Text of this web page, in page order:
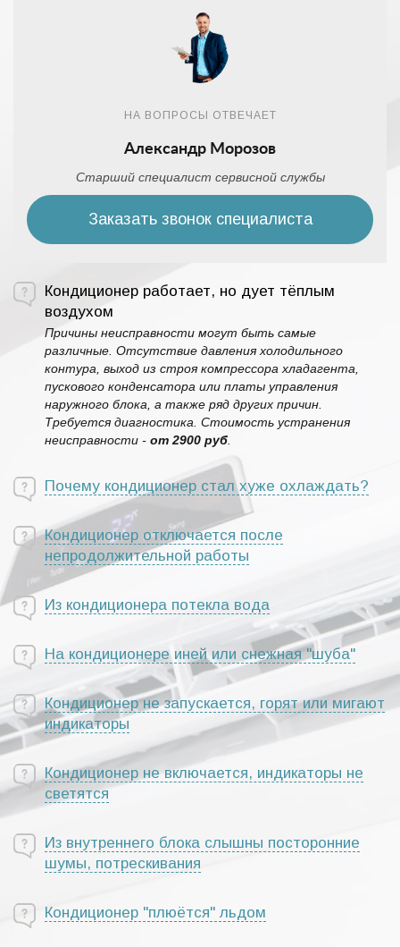
НА ВОПРОСЫ ОТВЕЧАЕТ
Александр Морозов
Старший специалист сервисной службы
Заказать звонок специалиста
Кондиционер работает, но дует тёплым
воздухом
Причины неисправности могут быть самые
различные. Отсутствие давления холодильного
контура, выход из строя компрессора хладагента,
пускового конденсатора или платы управления
наружного блока, а также ряд других причин.
Требуется диагностика. Стоимость устранения
неисправности - от 2900 руб
Почему кондиционер стал хуже охлаждать?
Кондиционер отключается после
непродолжительной работы
Из кондиционера потекла вода
На кондиционере иней или снежная "шуба"
Кондиционер не запускается, горят или мигают
индикаторы
Кондиционер не включается, индикаторы не
светятся
Из внутреннего блока слышны посторонние
шумы, потрескивания
Кондиционер "плюётся" льдом